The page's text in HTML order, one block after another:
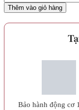
Thêm vào giỏ hàng
Bảo hành động cơ